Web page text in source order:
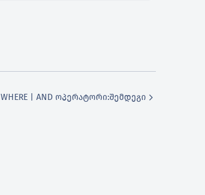
WHERE | AND ოპერატორი:შემდეგი